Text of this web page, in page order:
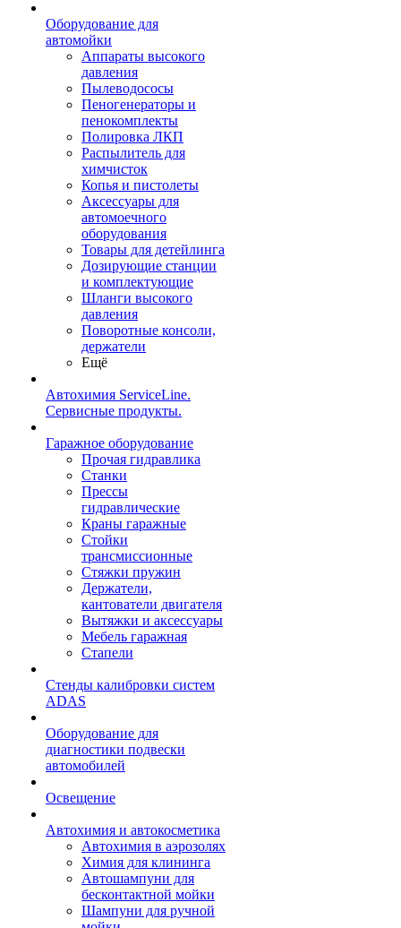
Оборудование для
автомойки
Аппараты высокого
давления
Пылеводососы
Пеногенераторы и
пенокомплекты
Полировка ЛКП
Распылитель для
химчисток
Копья и пистолеты
Аксессуары для
автомоечного
оборудования
Товары для детейлинга
Дозирующие станции
и комплектующие
Шланги высокого
давления
Поворотные консоли,
держатели
Ещё
Автохимия ServiceLine.
Сервисные продукты.
Гаражное оборудование
Прочая гидравлика
Станки
Прессы
гидравлические
Краны гаражные
Стойки
трансмиссионные
Стяжки пружин
Держатели,
кантователи двигателя
Вытяжки и аксессуары
Мебель гаражная
Стапели
Стенды калибровки систем
ADAS
Оборудование для
диагностики подвески
автомобилей
Освещение
Автохимия и автокосметика
Автохимия в аэрозолях
Химия для клининга
Автошампуни для
бесконтактной мойки
Шампуни для ручной